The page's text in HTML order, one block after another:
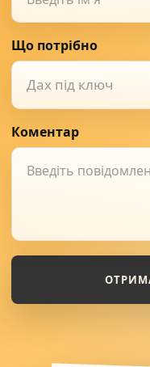
Що потрібно
Дах під ключ
Коментар